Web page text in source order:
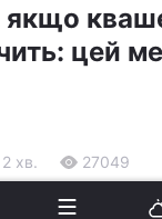
цей
2 хв. 27049